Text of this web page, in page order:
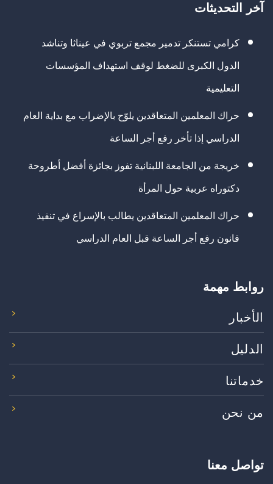
آخر التحديثات
كرامي تستنكر تدمير مجمع تربوي في عيناثا وتناشد
الدول الكبرى للضغط لوقف استهداف المؤسسات
التعليمية
حراك المعلمين المتعاقدين يلوّح بالإضراب مع بداية العام
الدراسي إذا تأخر رفع أجر الساعة
خريجة من الجامعة اللبنانية تفوز بجائزة أفضل أطروحة
دكتوراه عربية حول المرأة
حراك المعلمين المتعاقدين يطالب بالإسراع في تنفيذ
قانون رفع أجر الساعة قبل العام الدراسي
روابط مهمة
الأخبار
الدليل
خدماتنا
من نحن
تواصل معنا